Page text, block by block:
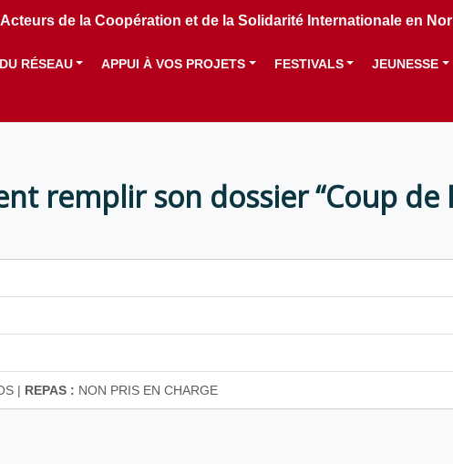
de la Coopération et de la Solidarité Internationale en
RÉSEAU APPUI À VOS PROJETS FESTIVALS JEUNESSE
remplir son dossier “Coup de
| REPAS : NON PRIS EN CHARGE